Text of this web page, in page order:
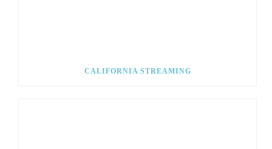
CALIFORNIA STREAMING